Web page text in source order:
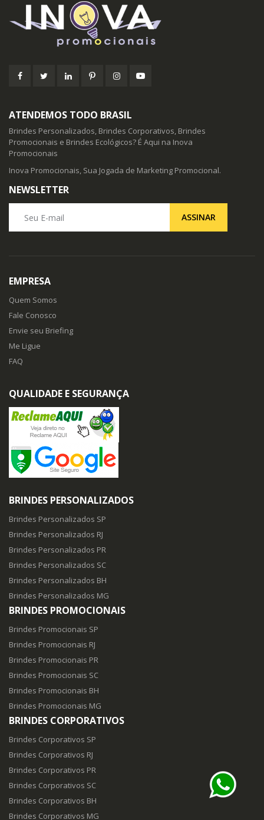
ATENDEMOS TODO BRASIL
Brindes Personalizados, Brindes Corporativos, Brindes
Promocionais e Brindes Ecológicos? É Aqui na Inova
Promocionais
Inova Promocionais, Sua Jogada de Marketing Promocional.
NEWSLETTER
ASSINAR
EMPRESA
Quem Somos
Fale Conosco
Envie seu Briefing
Me Ligue
FAQ
QUALIDADE E SEGURANÇA
BRINDES PERSONALIZADOS
Brindes Personalizados SP
Brindes Personalizados RJ
Brindes Personalizados PR
Brindes Personalizados SC
Brindes Personalizados BH
Brindes Personalizados MG
BRINDES PROMOCIONAIS
Brindes Promocionais SP
Brindes Promocionais RJ
Brindes Promocionais PR
Brindes Promocionais SC
Brindes Promocionais BH
Brindes Promocionais MG
BRINDES CORPORATIVOS
Brindes Corporativos SP
Brindes Corporativos RJ
Brindes Corporativos PR
Brindes Corporativos SC
Brindes Corporativos BH
Brindes Corporativos MG